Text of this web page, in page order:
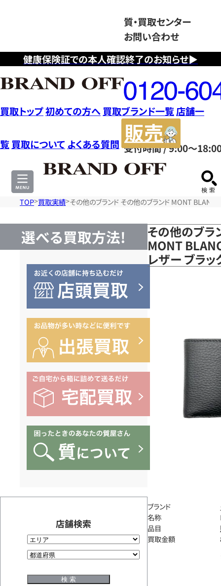
健康保険証での本人確認終了のお知らせ▶
質・買取センター
お問い合わせ
フ
リ
ー
ダ
イ
ヤ
ル
0120604117
受付時間 / 9:00～
買取トップ初めての方へ 買取ブランド一覧店舗一
覧 買取について よくある質問
サ
TOP 買取実績 その他のブランド その他のブランド MONT
選べる買取方法!
店舗検索
その他のブラ
MONT
レザー ブラ
ブランド
名称
品目
買取金額